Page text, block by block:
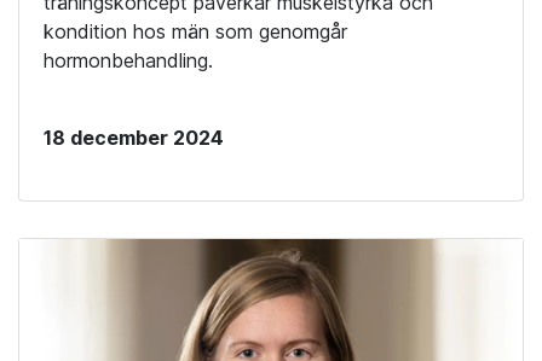
kondition hos män som genomgår
hormonbehandling.
18 december 2024